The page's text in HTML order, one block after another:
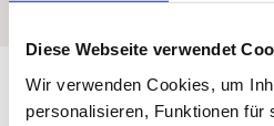
Diese Webseite verwendet
Wir verwenden Cookies, um
personalisieren, Funktionen für
Schonende